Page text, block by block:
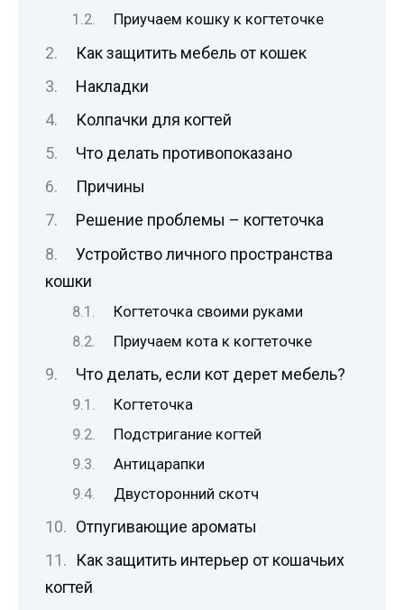
Приучаем кошку к когтеточке
Как защитить мебель от кошек
Накладки
Колпачки для когтей
Что делать противопоказано
Причины
Решение проблемы – когтеточка
Устройство личного пространства
кошки
Когтеточка своими руками
Приучаем кота к когтеточке
Что делать, если кот дерет мебель?
Когтеточка
Подстригание когтей
Антицарапки
Двусторонний скотч
Отпугивающие ароматы
Как защитить интерьер от кошачьих
когтей